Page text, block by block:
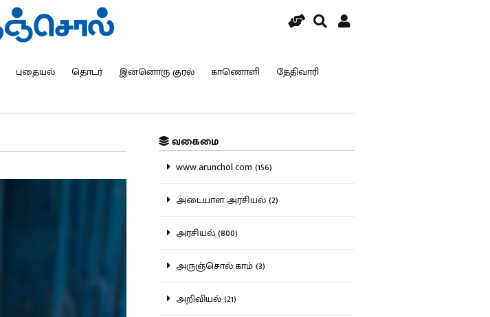
புதையல் தொடர் இன்னொரு குரல் காணொளி தேதிவாரி
வகைமை
www.arunchol.com (156)
அடையாள அரசியல் (2)
அரசியல் (800)
அருஞ்சொல்.காம் (3)
அறிவியல் (21)